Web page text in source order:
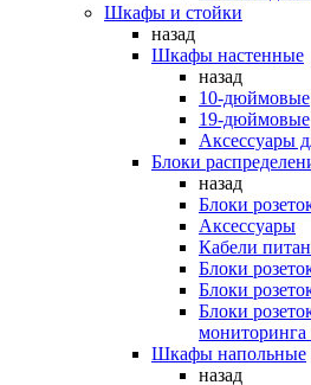
Шкафы и стойки
назад
Шкафы настенные
назад
10-дюймовые
19-дюймовые
Аксессуары
Блоки
назад
Блоки
Аксессуары
Кабели
Блоки
Блоки
Блоки
мониторинга
Шкафы напольные
назад